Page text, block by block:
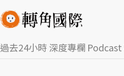
過去24小時深度專欄 Podcast